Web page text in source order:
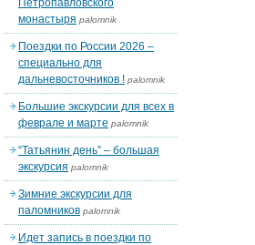
Петропавловского
монастыря palomnik
Поездки по России 2026 –
специально для
дальневосточников ! palomnik
Большие экскурсии для всех в
феврале и марте palomnik
“Татьянин день” – большая
экскурсия palomnik
Зимние экскурсии для
паломников palomnik
Идет запись в поездки по